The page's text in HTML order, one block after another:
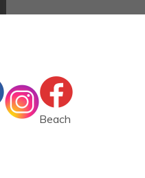
Beach